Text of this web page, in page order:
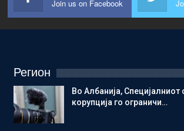
Join us on Facebook
Регион
Во Албанија, Специјалниот
корупција го ограничи…